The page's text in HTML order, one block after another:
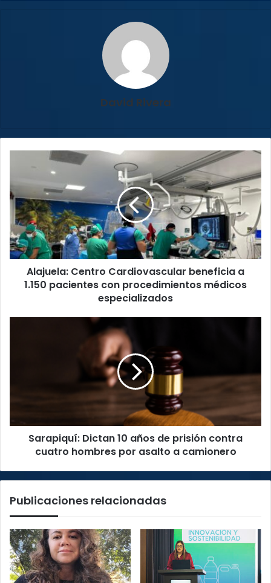
David Rivera
Centro
beneficia
1.150
pacientes
con
procedimientos
médicos
especializados
Alajuela: Centro Cardiovascular beneficia a
1.150 pacientes con procedimientos médicos
especializados
hombres
Sarapiquí: Dictan 10 años de prisión contra
cuatro hombres por asalto a camionero
Publicaciones relacionadas